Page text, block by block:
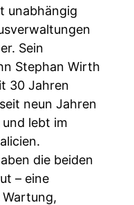
unabhängig
Sein
Stephan Wirth
30 Jahren
neun Jahren
lebt im
die beiden
– eine